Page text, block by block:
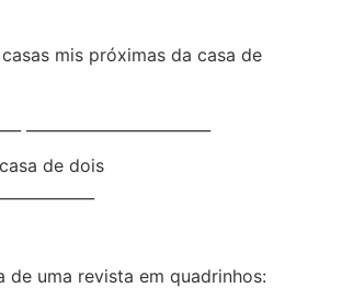
casas mis próximas da casa de
casa de dois
de uma revista em quadrinhos: